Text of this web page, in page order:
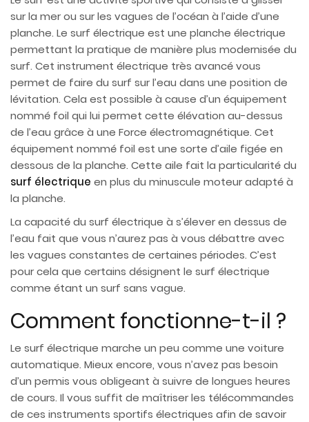
sur la mer ou sur les vagues de l’océan à l’aide d’une
planche. Le surf électrique est une planche électrique
permettant la pratique de manière plus modernisée du
surf. Cet instrument électrique très avancé vous
permet de faire du surf sur l’eau dans une position de
lévitation. Cela est possible à cause d’un équipement
nommé foil qui lui permet cette élévation au-dessus
de l’eau grâce à une Force électromagnétique. Cet
équipement nommé foil est une sorte d’aile figée en
dessous de la planche. Cette aile fait la particularité du
surf électrique en plus du minuscule moteur adapté à
la planche.
La capacité du surf électrique à s’élever en dessus de
l’eau fait que vous n’aurez pas à vous débattre avec
les vagues constantes de certaines périodes. C’est
pour cela que certains désignent le surf électrique
comme étant un surf sans vague.
Comment fonctionne-t-il ?
Le surf électrique marche un peu comme une voiture
automatique. Mieux encore, vous n’avez pas besoin
d’un permis vous obligeant à suivre de longues heures
de cours. Il vous suffit de maîtriser les télécommandes
de ces instruments sportifs électriques afin de savoir